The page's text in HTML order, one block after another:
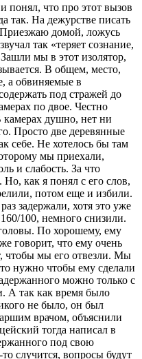
понял, что про этот вызов
так. На дежурстве писать
домой, ложусь
так «теряет сознание,
мы в этот изолятор,
В общем, место,
а обвиняемые в
под стражей до
по двое. Честно
камерах душно, нет ни
Просто две деревянные
себе. Не хотелось бы там
мы приехали,
и слабость. За что
как я понял с его слов,
потом еще и избили.
задержали, хотя это уже
100, немного снизили.
По хорошему, ему
говорит, что ему очень
чтобы мы его отвезли. Мы
нужно чтобы ему сделали
можно только с
А так как время было
не было, он был
врачом, объяснили
тогда написал в
под свою
случится, вопросы будут